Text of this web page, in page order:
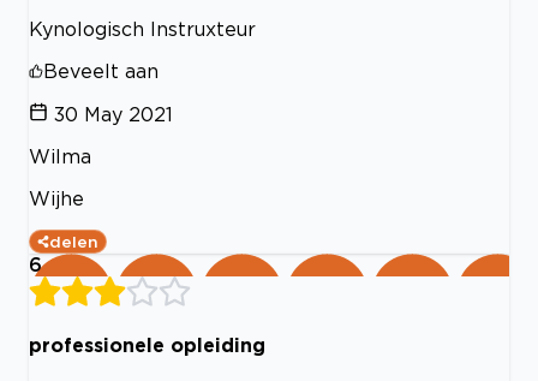
Kynologisch Instruxteur
Beveelt aan
30 May 2021
Wilma
Wijhe
delen
6
professionele opleiding